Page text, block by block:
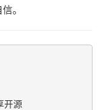
。
开源